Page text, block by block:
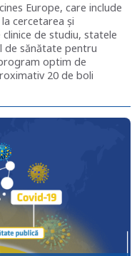
Europe, care include
cercetarea și
de studiu, statele
de sănătate pentru
optim de
20 de boli